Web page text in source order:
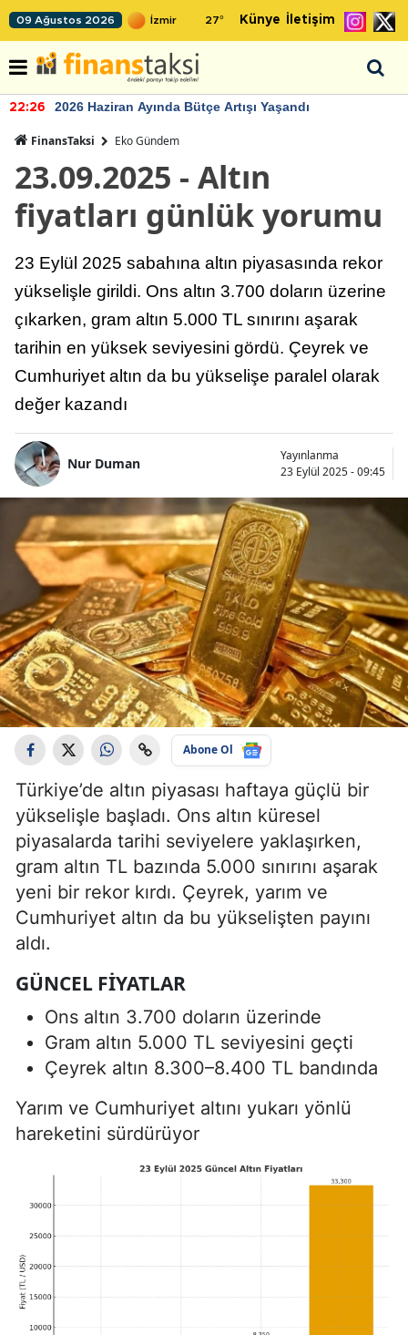
09 Ağustos 2026 27° Künye İletişim
22:26 2026 Haziran Ayında Bütçe Artışı Yaşandı
FinansTaksi Eko Gündem
23.09.2025 - Altın
fiyatları günlük yorumu
23 Eylül 2025 sabahına altın piyasasında rekor
yükselişle girildi. Ons altın 3.700 doların üzerine
çıkarken, gram altın 5.000 TL sınırını aşarak
tarihin en yüksek seviyesini gördü. Çeyrek ve
Cumhuriyet altın da bu yükselişe paralel olarak
değer kazandı
Nur Duman
Yayınlanma
23 Eylül 2025 - 09:45
Abone Ol
Türkiye’de altın piyasası haftaya güçlü bir
yükselişle başladı. Ons altın küresel
piyasalarda tarihi seviyelere yaklaşırken,
gram altın TL bazında 5.000 sınırını aşarak
yeni bir rekor kırdı. Çeyrek, yarım ve
Cumhuriyet altın da bu yükselişten payını
aldı.
GÜNCEL FIYATLAR
Ons altın 3.700 doların üzerinde
Gram altın 5.000 TL seviyesini geçti
Çeyrek altın 8.300–8.400 TL bandında
Yarım ve Cumhuriyet altını yukarı yönlü
hareketini sürdürüyor